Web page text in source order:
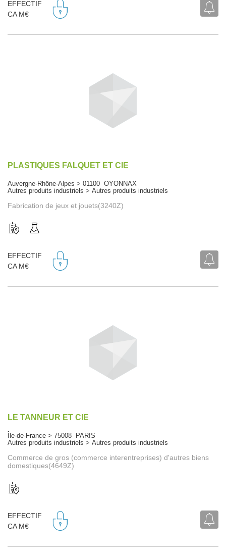
EFFECTIF
CA M€
PLASTIQUES FALQUET ET CIE
Auvergne-Rhône-Alpes > 01100 OYONNAX
Autres produits industriels > Autres produits industriels
Fabrication de jeux et jouets(3240Z)
EFFECTIF
CA M€
LE TANNEUR ET CIE
Île-de-France > 75008 PARIS
Autres produits industriels > Autres produits industriels
Commerce de gros (commerce interentreprises) d'autres biens
domestiques(4649Z)
EFFECTIF
CA M€